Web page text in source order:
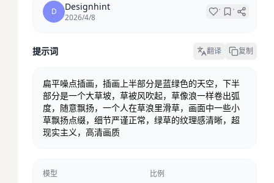
D Designhint
2026/4/8
1 1
提示词 翻译 复制
扁平噪点插画，插画上半部分是蓝绿色的天空，下半
部分是一个大草坡，草被风吹起，草像浪一样卷出弧
度，随意飘扬，一个人在草浪里滑草，画面中一些小
草飘扬点缀，细节严谨正常，绿草的纹理感清晰，超
现实主义，高清画质
模型 比例